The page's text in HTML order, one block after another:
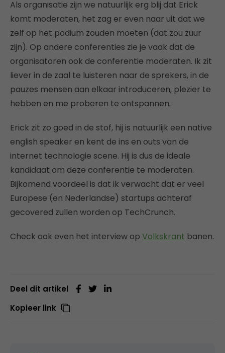
Als organisatie zijn we natuurlijk erg blij dat Erick
komt moderaten, het zag er even naar uit dat we
zelf op het podium zouden moeten (dat zou zuur
zijn). Op andere conferenties zie je vaak dat de
organisatoren ook de conferentie moderaten. Ik zit
liever in de zaal te luisteren naar de sprekers, in de
pauzes mensen aan elkaar introduceren, plezier te
hebben en me proberen te ontspannen.
Erick zit zo goed in de stof, hij is natuurlijk een native
english speaker en kent de ins en outs van de
internet technologie scene. Hij is dus de ideale
kandidaat om deze conferentie te moderaten.
Bijkomend voordeel is dat ik verwacht dat er veel
Europese (en Nederlandse) startups achteraf
gecovered zullen worden op TechCrunch.
Check ook even het interview op Volkskrant banen.
Deel dit artikel
Kopieer link